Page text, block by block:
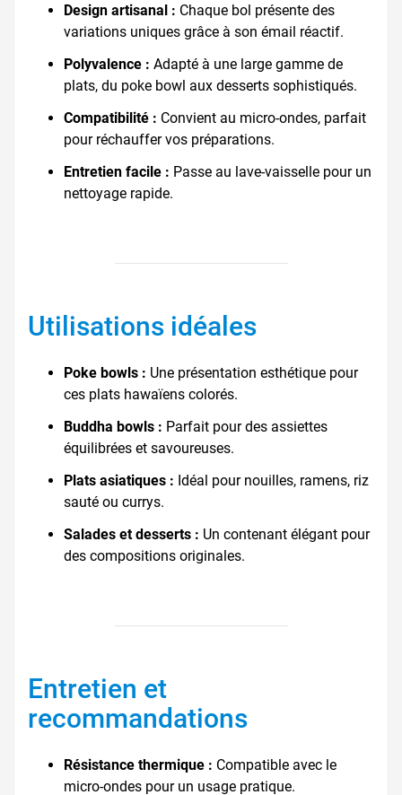
Design artisanal : Chaque bol présente des
variations uniques grâce à son émail réactif.
Polyvalence : Adapté à une large gamme de
plats, du poke bowl aux desserts sophistiqués.
Compatibilité : Convient au micro-ondes, parfait
pour réchauffer vos préparations.
Entretien facile : Passe au lave-vaisselle pour un
nettoyage rapide.
Utilisations idéales
Poke bowls : Une présentation esthétique pour
ces plats hawaïens colorés.
Buddha bowls : Parfait pour des assiettes
équilibrées et savoureuses.
Plats asiatiques : Idéal pour nouilles, ramens, riz
sauté ou currys.
Salades et desserts : Un contenant élégant pour
des compositions originales.
Entretien et
recommandations
Résistance thermique : Compatible avec le
micro-ondes pour un usage pratique.